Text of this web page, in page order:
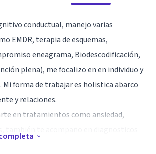
conductual, manejo varias
EMDR, terapia de esquemas,
eneagrama, Biodescodificación,
plena), me focalizo en en individuo y
Mi forma de trabajar es holistica abarco
y relaciones.
en tratamientos como ansiedad,